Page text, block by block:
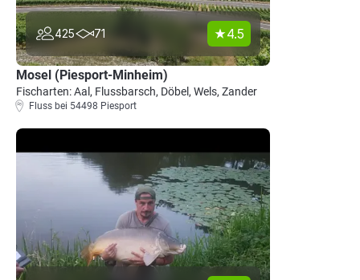
425 71 4.5
Mosel (Piesport-Minheim)
Fischarten: Aal, Flussbarsch, Döbel, Wels, Zander
Fluss bei 54498 Piesport